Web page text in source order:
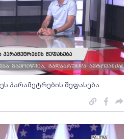
პარამეტრების შეფასება